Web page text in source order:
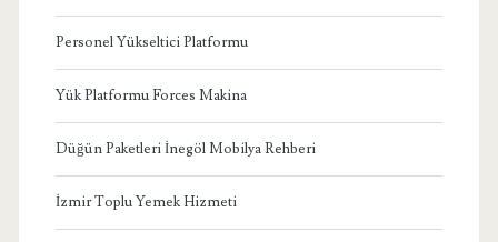
Personel Yükseltici Platformu
Yük Platformu Forces Makina
Düğün Paketleri İnegöl Mobilya Rehberi
İzmir Toplu Yemek Hizmeti